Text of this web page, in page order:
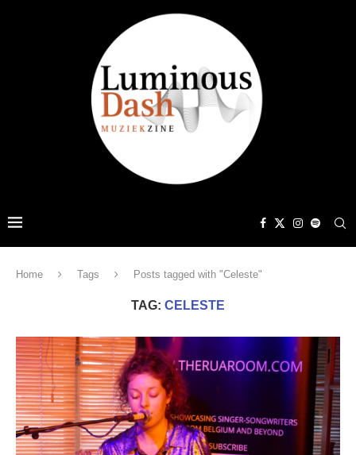
Home Tags Posts tagged with "Celeste"
TAG: CELESTE